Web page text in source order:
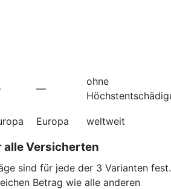
—
ohne
Europa weltweit
alle Versicherten
sind für jede der 3 Varianten fest.
Betrag wie alle anderen